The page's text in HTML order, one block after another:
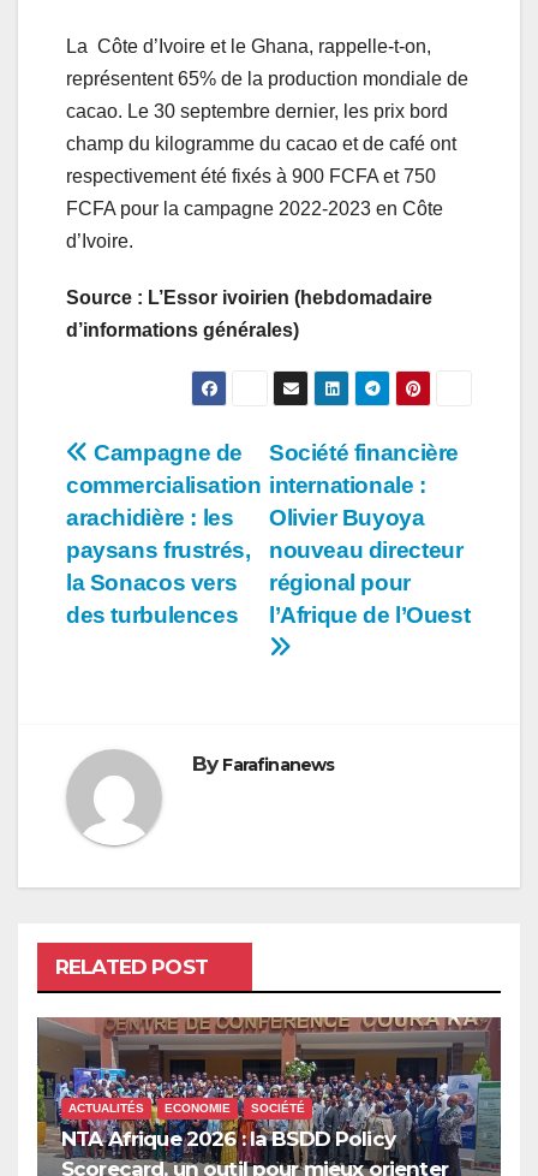
La Côte d’Ivoire et le Ghana, rappelle-t-on,
représentent 65% de la production mondiale de
cacao. Le 30 septembre dernier, les prix bord
champ du kilogramme du cacao et de café ont
respectivement été fixés à 900 FCFA et 750
FCFA pour la campagne 2022-2023 en Côte
d’Ivoire.
Source : L’Essor ivoirien (hebdomadaire
d’informations générales)
Navigation
de
l’article
Société financière
internationale :
Olivier Buyoya
nouveau directeur
régional pour
l’Afrique de l’Ouest
Campagne de
commercialisation
arachidière : les
paysans frustrés,
la Sonacos vers
des turbulences
By Farafinanews
RELATED POST
ACTUALITÉS ECONOMIE SOCIÉTÉ
NTA Afrique 2026 : la BSDD Policy
Scorecard, un outil pour mieux orienter